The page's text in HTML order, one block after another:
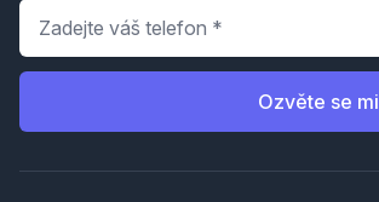
Telefon
Ozvěte se mi